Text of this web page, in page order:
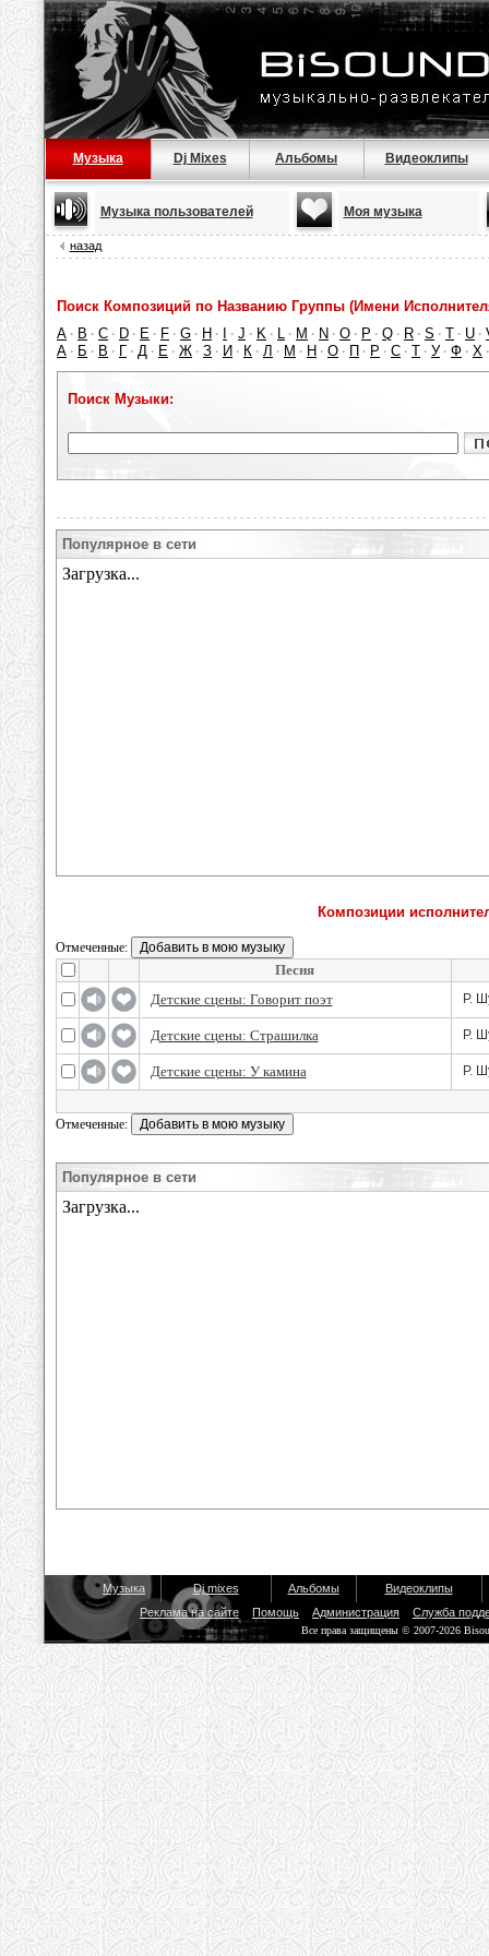
Музыка Dj Mixes Альбомы Видеоклипы
Музыка пользователей Моя музыка
назад
Поиск Композиций по Названию Группы (Имени
A · B · C · D · E · F · G · H · · J · K · L · M · N · O · P · Q · R · S · T · U ·
А · Б · В · Г · Д · Е · Ж · З · И · К · Л · М · Н · О · П · Р · С · Т · У · Ф · Х
Поиск Музыки:
Популярное в сети
Композиции
Отмеченные:
Песня
Детские сцены: Говорит поэт
Р.
Детские сцены: Страшилка Р.
Детские сцены: У камина Р.
Отмеченные:
Популярное в сети
Музыка Dj mixes Альбомы
Видеоклипы
Реклама на сайте
Помощь Администрация Служба
Все права защищены © 2007-2026